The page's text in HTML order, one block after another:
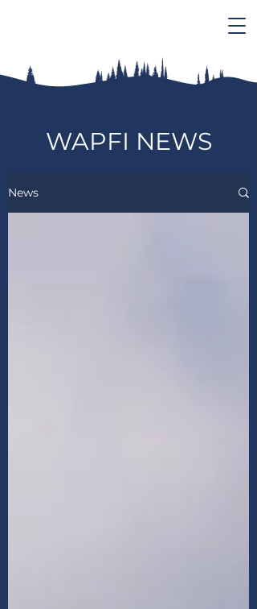
WAPFI NEWS
News